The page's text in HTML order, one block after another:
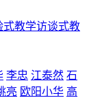
式教学访谈式教
李忠 江泰然 石
亮 欧阳小华 高